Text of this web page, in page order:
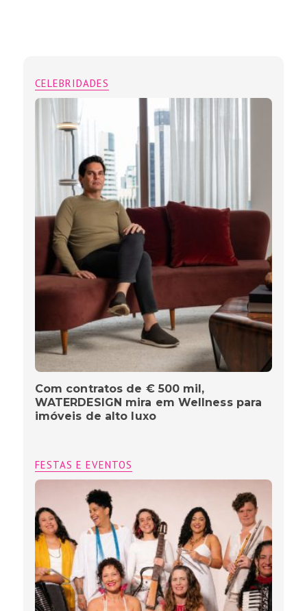
CELEBRIDADES
Com contratos de € 500 mil,
WATERDESIGN mira em Wellness para
imóveis de alto luxo
FESTAS E EVENTOS